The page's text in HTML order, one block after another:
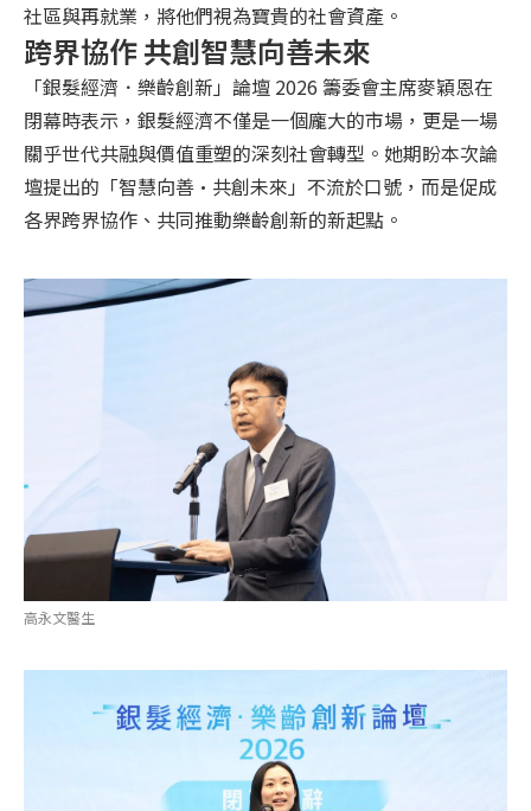
社區與再就業，將他們視為寶貴的社會資產。
跨界協作 共創智慧向善未來
「銀髮經濟．樂齡創新」論壇 2026 籌委會主席麥穎恩在
閉幕時表示，銀髮經濟不僅是一個龐大的市場，更是一場
關乎世代共融與價值重塑的深刻社會轉型。她期盼本次論
壇提出的「智慧向善·共創未來」不流於口號，而是促成
各界跨界協作、共同推動樂齡創新的新起點。
高永文醫生